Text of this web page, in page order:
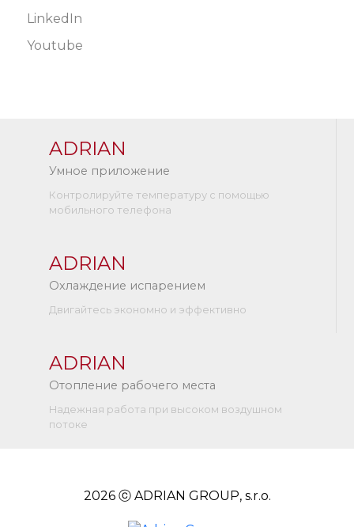
LinkedIn
Youtube
ADRIAN
Умное приложение
Контролируйте температуру с помощью
мобильного телефона
ADRIAN
Охлаждение испарением
Двигайтесь экономно и эффективно
ADRIAN
Отопление рабочего места
Надежная работа при высоком воздушном
потоке
2026 ⓒ ADRIAN GROUP, s.r.o.